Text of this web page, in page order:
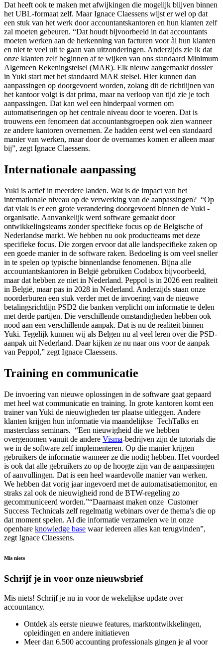
Dat heeft ook te maken met afwijkingen die mogelijk blijven binnen
het UBL-formaat zelf. Maar Ignace Claessens wijst er wel op dat
een stuk van het werk door accountantskantoren en hun klanten zelf
zal moeten gebeuren. “Dat houdt bijvoorbeeld in dat accountants
moeten werken aan de herkenning van facturen voor àl hun klanten
en niet te veel uit te gaan van uitzonderingen. Anderzijds zie ik dat
onze klanten zelf beginnen af te wijken van ons standaard Minimum
Algemeen Rekeningstelsel (MAR). Elk nieuw aangemaakt dossier
in Yuki start met het standaard MAR stelsel. Hier kunnen dan
aanpassingen op doorgevoerd worden, zolang dit de richtlijnen van
het kantoor volgt is dat prima, maar na verloop van tijd zie je toch
aanpassingen. Dat kan wel een hinderpaal vormen om
automatiseringen op het centrale niveau door te voeren. Dat is
trouwens een fenomeen dat accountantsgroepen ook zien wanneer
ze andere kantoren overnemen. Ze hadden eerst wel een standaard
manier van werken, maar door de overnames komen er alleen maar
bij”, zegt Ignace Claessens.
Internationale aanpassing
Yuki is actief in meerdere landen. Wat is de impact van het
internationale niveau op de verwerking van de aanpassingen? “Op
dat vlak is er een grote verandering doorgevoerd binnen de Yuki -
organisatie. Aanvankelijk werd software gemaakt door
ontwikkelingsteams zonder specifieke focus op de Belgische of
Nederlandse markt. We hebben nu ook productteams met deze
specifieke focus. Die zorgen ervoor dat alle landspecifieke zaken op
een goede manier in de software raken. Bedoeling is om veel sneller
in te spelen op typische binnenlandse fenomenen. Bijna alle
accountantskantoren in België gebruiken Codabox bijvoorbeeld,
maar dat hebben ze niet in Nederland. Peppol is in 2026 een realiteit
in België, maar pas in 2028 in Nederland. Anderzijds staan onze
noorderburen een stuk verder met de invoering van de nieuwe
betalingsrichtlijn PSD2 die banken verplicht om informatie te delen
met derde partijen. Die verschillende omstandigheden hebben ook
nood aan een verschillende aanpak. Dat is nu de realiteit binnen
Yuki. Tegelijk kunnen wij als Belgen nu al veel leren over die PSD-
aanpak uit Nederland. Daar kijken ze nu naar ons voor de aanpak
van Peppol,” zegt Ignace Claessens.
Training en communicatie
De invoering van nieuwe oplossingen in de software gaat gepaard
met heel wat communicatie en training. In grote kantoren komt een
trainer van Yuki de nieuwigheden ter plaatse uitleggen. Andere
klanten krijgen hun informatie via maandelijkse TechTalks en
masterclass seminars. “Een nieuwigheid die we hebben
overgenomen vanuit de andere Visma-bedrijven zijn de tutorials die
we in de software zelf implementeren. Op die manier krijgen
gebruikers de informatie wanneer ze die nodig hebben. Het voordeel
is ook dat alle gebruikers zo op de hoogte zijn van de aanpassingen
of aanvullingen. Dat is een heel waardevolle manier van werken.
We hebben dat vorig jaar ingevoerd met de automatisatiemonitor, en
straks zal ook de nieuwigheid rond de BTW-regeling zo
gecommuniceerd worden.”“Daarnaast maken onze Customer
Success Technicals zelf regelmatig webinars over de thema’s die op
dat moment spelen. Al die informatie verzamelen we in onze
openbare knowledge base waar iedereen alles kan terugvinden”,
zegt Ignace Claessens.
Mis niets
Schrijf je in voor onze nieuwsbrief
Mis niets! Schrijf je nu in voor de wekelijkse update over
accountancy.
Ontdek als eerste nieuwe features, marktontwikkelingen,
opleidingen en andere initiatieven
Meer dan 6.500 accounting professionals gingen je al voor